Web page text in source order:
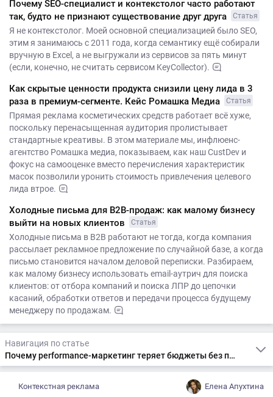
Почему SEO-специалист и контекстолог часто работают
так, будто не признают существование друг друга
Статья
Я не контекстолог. Моей основной специализацией было SEO,
этим я занимаюсь с 2011 года, когда семантику ещё собирали
вручную в Excel, а не выгружали из сервисов за пять минут
(если, конечно, не считать сервисом KeyCollector).
Как скрытые ценности продукта снизили цену лида в 3
раза в премиум-сегменте. Кейс Ромашка Медиа
Статья
Прямая реклама косметических средств работает всё хуже,
поскольку перенасыщенная аудитория пролистывает
стандартные креативы. В этом материале мы, инфлюенс-
агентство Ромашка медиа, показываем, как наш CustDev и
фокус на самооценке вместо перечисления характеристик
масок позволили уронить стоимость привлечения целевого
лида втрое.
Холодные письма для B2B-продаж: как малому бизнесу
выйти на новых клиентов
Статья
Холодные письма в B2B работают не тогда, когда компания
рассылает рекламное предложение по случайной базе, а когда
письмо становится началом деловой переписки. Разбираем,
как малому бизнесу использовать email-аутрич для поиска
клиентов: от отбора компаний и поиска ЛПР до цепочки
касаний, обработки ответов и передачи процесса будущему
менеджеру по продажам.
Навигация по статье
Почему performance-маркетинг теряет бюджеты без проработки UX
Контекстная реклама Елена Апухтина